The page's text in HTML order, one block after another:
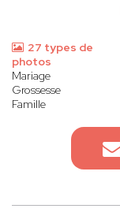
27 types de
photos
Mariage
Grossesse
Famille